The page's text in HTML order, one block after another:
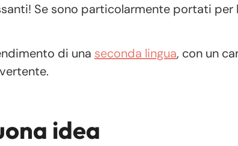
Se sono particolarmente portati per
di una seconda lingua, con un
idea